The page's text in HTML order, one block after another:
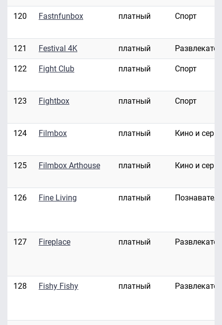
120 Fastnfunbox платный Спорт
121 Festival 4K платный
122 Fight Club платный Спорт
123 Fightbox платный Спорт
124 Filmbox платный Кино и
125 Filmbox Arthouse платный Кино и
126 Fine Living платный
127 Fireplace платный
128 Fishy Fishy платный